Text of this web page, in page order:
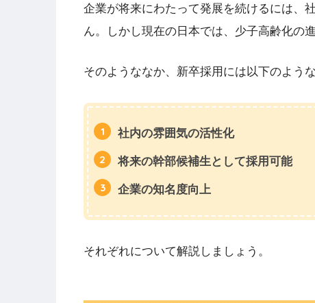
企業が将来にわたって発展を続けるには、
ん。しかし現在の日本では、少子高齢化の
そのようななか、新卒採用には以下のよう
社内の雰囲気の活性化
将来の幹部候補生として採用可能
企業の知名度向上
それぞれについて解説しましょう。